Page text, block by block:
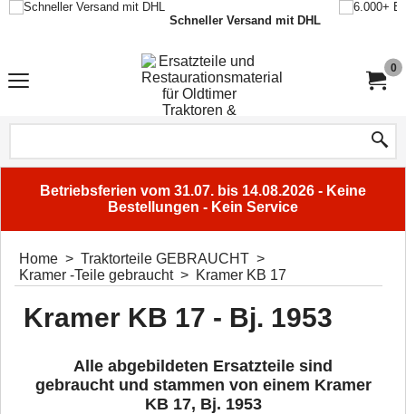
Schneller Versand mit DHL
0
Betriebsferien vom 31.07. bis 14.08.2026 - Keine
Bestellungen - Kein Service
Home > Traktorteile GEBRAUCHT >
Kramer -Teile gebraucht> Kramer KB 17
Kramer KB 17 - Bj. 1953
Alle abgebildeten Ersatzteile sind
gebraucht und stammen von einem Kramer
KB 17, Bj. 1953